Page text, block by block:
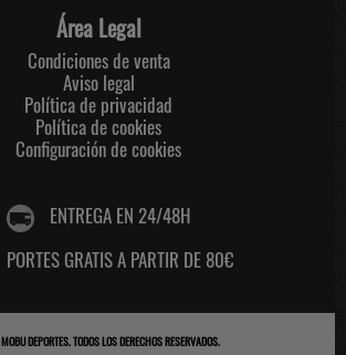
Área Legal
Condiciones de venta
Aviso legal
Política de privacidad
Política de cookies
Configuración de cookies
ENTREGA EN 24/48H
PORTES GRATIS A PARTIR DE 80€
MOBU DEPORTES. TODOS LOS DERECHOS RESERVADOS.